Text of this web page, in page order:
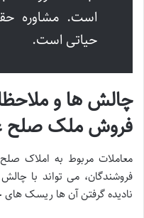
است. مشاوره
حیاتی است.
چالش ها و
فروش ملک صلح
معاملات مربوط به املاک
فروشندگان، می تواند با
نادیده گرفتن آن ها ریسک های